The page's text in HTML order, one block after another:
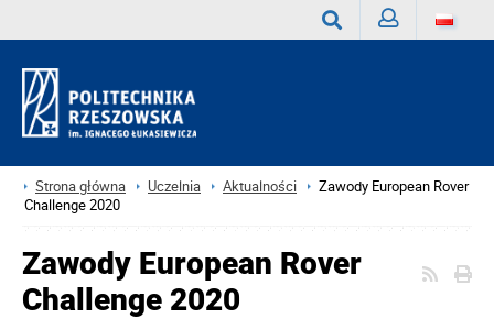
Strona główna Uczelnia Aktualności
Zawody European Rover
Challenge 2020
Zawody European Rover
Challenge 2020